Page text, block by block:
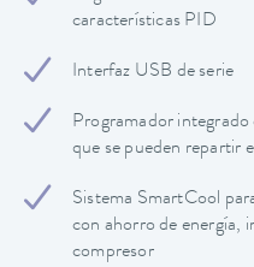
características PID
Interfaz USB de serie
Programador
que se pueden repartir
Sistema SmartCool
con ahorro de energía,
compresor